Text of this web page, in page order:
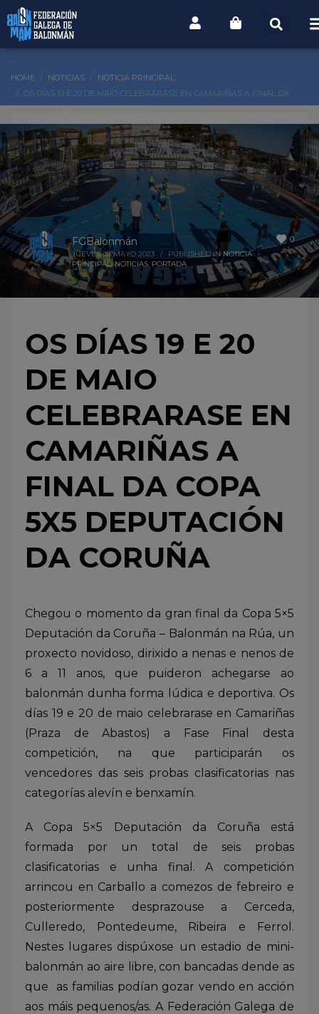
HOME NOTICIAS
NOTICIA PRINCIPAL
OS DÍAS 19 E 20 DE MAIO CELEBRARASE EN CAMARIÑAS A FINAL DA
0
FGBalonmán
JUEVES, 18 MAYO 2023 / PUBLISHED IN NOTICIA
PRINCIPAL,NOTICIAS, PORTADA
OS DÍAS 19 E 20
DE MAIO
CELEBRARASE EN
CAMARIÑAS A
FINAL DA COPA
5X5 DEPUTACIÓN
DA CORUÑA
Chegou o momento da gran final da Copa 5×5
Deputación da Coruña – Balonmán na Rúa, un
proxecto novidoso, dirixido a nenas e nenos de
6 a 11 anos, que puideron achegarse ao
balonmán dunha forma lúdica e deportiva. Os
días 19 e 20 de maio celebrarase en Camariñas
(Praza de Abastos) a Fase Final desta
competición, na que participarán os
vencedores das seis probas clasificatorias nas
categorías alevín e benxamín.
A Copa 5×5 Deputación da Coruña está
formada por un total de seis probas
clasificatorias e unha final. A competición
arrincou en Carballo a comezos de febreiro e
posteriormente desprazouse a Cerceda,
Culleredo, Pontedeume, Ribeira e Ferrol.
Nestes lugares dispúxose un estadio de mini-
balonmán ao aire libre, con bancadas dende as
que as familias podían gozar vendo en acción
aos máis pequenos/as. A Federación Galega de